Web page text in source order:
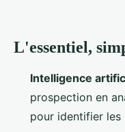
L'essentiel,
Intelligence
prospection en
pour identifier les